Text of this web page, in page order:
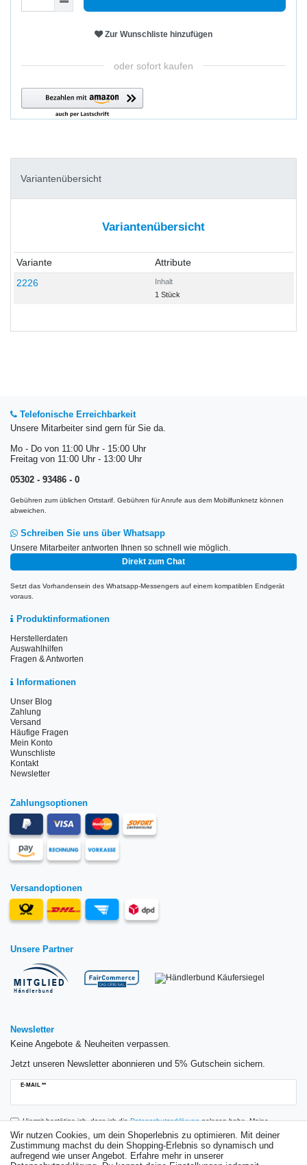
Zur Wunschliste hinzufügen
oder sofort kaufen
Variantenübersicht
Variantenübersicht
Variante
Attribute
2226
Inhalt
1 Stück
Telefonische Erreichbarkeit
Unsere Mitarbeiter sind gern für Sie da.
Mo - Do von 11:00 Uhr - 15:00 Uhr
Freitag von 11:00 Uhr - 13:00 Uhr
05302 - 93486 - 0
Gebühren zum üblichen Ortstarif. Gebühren für Anrufe aus dem Mobilfunknetz können
abweichen.
Schreiben Sie uns über Whatsapp
Unsere Mitarbeiter antworten Ihnen so schnell wie möglich.
Direkt zum Chat
Setzt das Vorhandensein des Whatsapp-Messengers auf einem kompatiblen Endgerät
voraus.
Produktinformationen
Herstellerdaten
Auswahlhilfen
Fragen & Antworten
Informationen
Unser Blog
Zahlung
Versand
Häufige Fragen
Mein Konto
Wunschliste
Kontakt
Newsletter
Zahlungsoptionen
Versandoptionen
Unsere Partner
Newsletter
Keine Angebote & Neuheiten verpassen.
Jetzt unseren Newsletter abonnieren und 5% Gutschein sichern.
E-MAIL **
Newsletter
Hiermit bestätige ich, dass ich dieDaten­schutz­erklärunggelesen habe. Meine
Einwilligung kann ich jederzeit widerrufen.**
Wir nutzen Cookies, um dein Shoperlebnis zu optimieren. Mit deiner
Zustimmung machst du dein Shopping-Erlebnis so dynamisch und
aufregend wie unser Angebot. Erfahre mehr in unserer